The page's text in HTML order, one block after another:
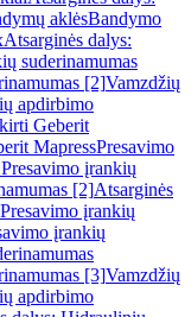
aklėsBandymo
Atsarginės dalys:
suderinamumas
[2]Vamzdžių
apdirbimo
Geberit
MapressPresavimo
įrankių
[2]Atsarginės
Presavimo įrankių
įrankių
[3]Vamzdžių
apdirbimo